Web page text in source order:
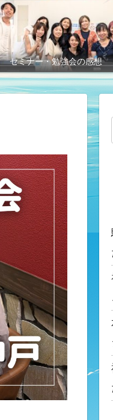
セミナー・勉強会の感想